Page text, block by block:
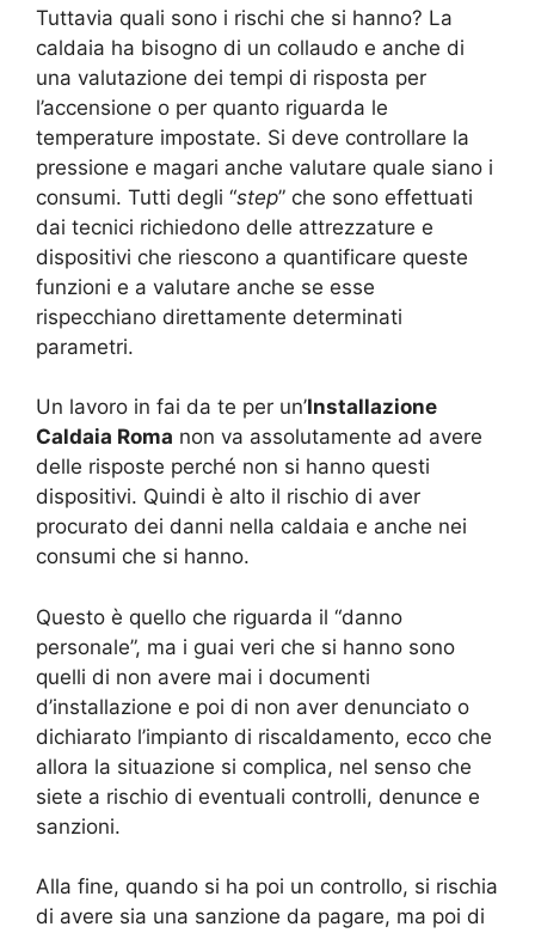
Tuttavia quali sono i rischi che si hanno? La
caldaia ha bisogno di un collaudo e anche di
una valutazione dei tempi di risposta per
l’accensione o per quanto riguarda le
temperature impostate. Si deve controllare la
pressione e magari anche valutare quale siano i
consumi. Tutti degli “step” che sono effettuati
dai tecnici richiedono delle attrezzature e
dispositivi che riescono a quantificare queste
funzioni e a valutare anche se esse
rispecchiano direttamente determinati
parametri.
Un lavoro in fai da te per un’Installazione
Caldaia Roma non va assolutamente ad avere
delle risposte perché non si hanno questi
dispositivi. Quindi è alto il rischio di aver
procurato dei danni nella caldaia e anche nei
consumi che si hanno.
Questo è quello che riguarda il “danno
personale”, ma i guai veri che si hanno sono
quelli di non avere mai i documenti
d’installazione e poi di non aver denunciato o
dichiarato l’impianto di riscaldamento, ecco che
allora la situazione si complica, nel senso che
siete a rischio di eventuali controlli, denunce e
sanzioni.
Alla fine, quando si ha poi un controllo, si rischia
di avere sia una sanzione da pagare, ma poi di